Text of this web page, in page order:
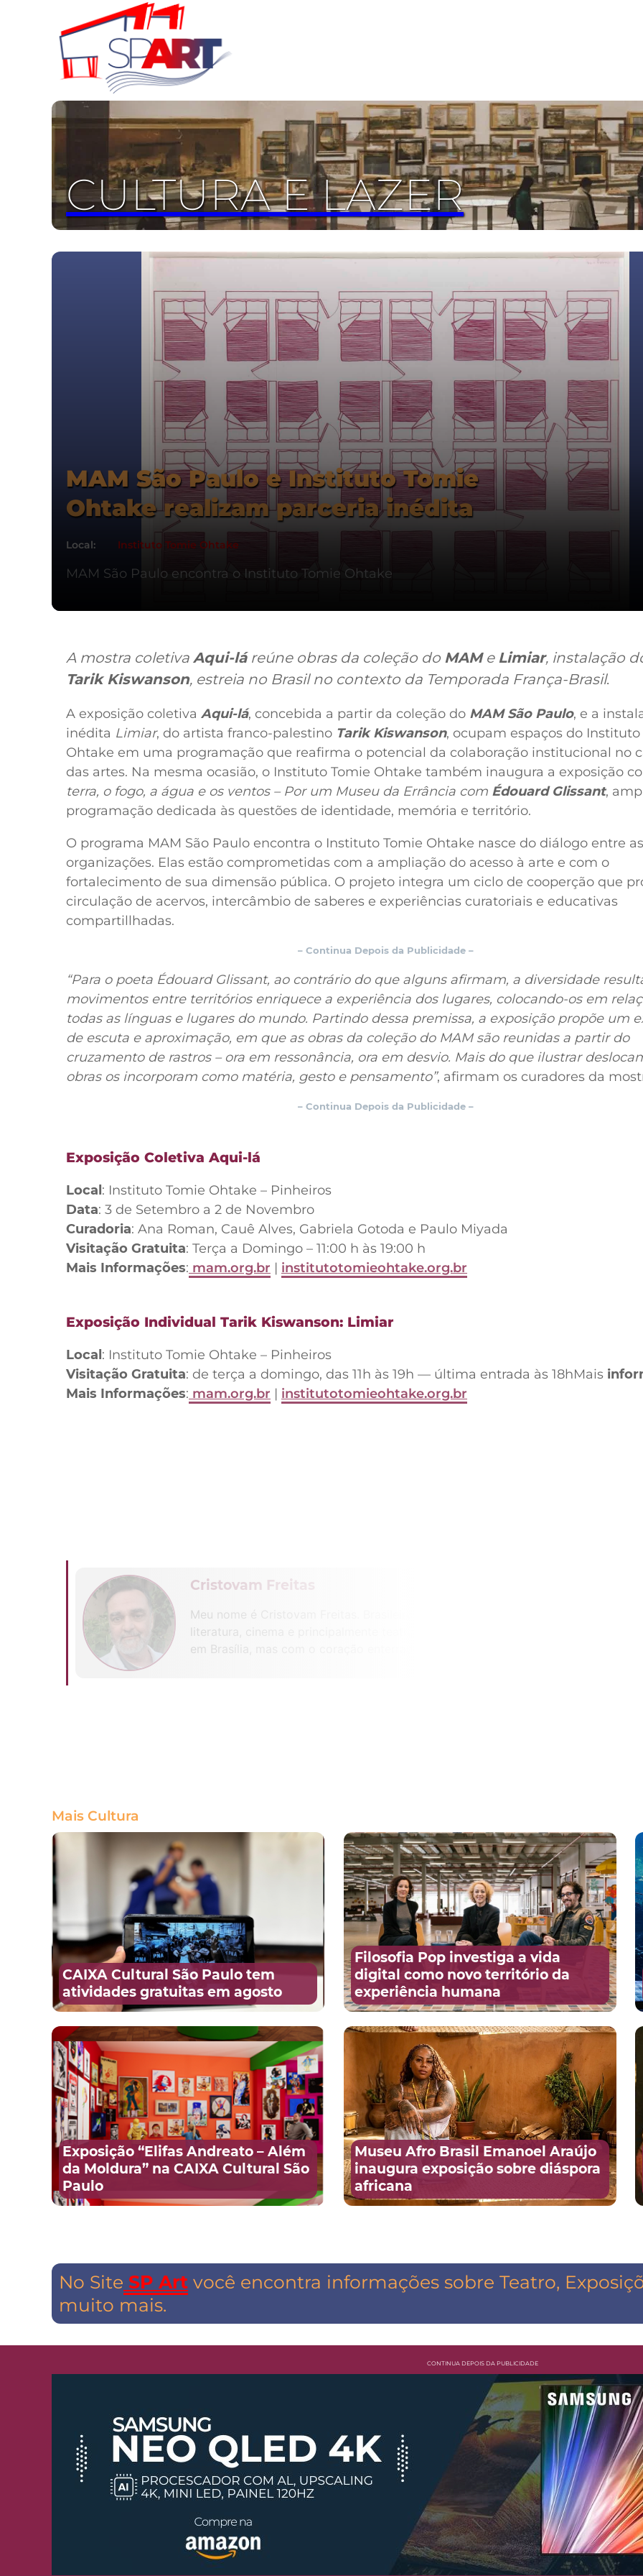
CULTURA E LAZER
MAM São Paulo e Instituto Tomie
Ohtake realizam parceria inédita
Local: Instituto Tomie Ohtake
MAM São Paulo encontra o Instituto Tomie Ohtake
A mostra coletiva Aqui-láreúne obras da coleção do MAMe Limiar, instalação
Tarik Kiswanson, estreia no Brasil no contexto da Temporada França-Brasil.
A exposição coletiva Aqui-lá, concebida a partir da coleção do MAM São Paulo, e a
inédita Limiar, do artista franco-palestino Tarik Kiswanson, ocupam espaços do Instituto
Ohtake em uma programação que reafirma o potencial da colaboração institucional no
das artes. Na mesma ocasião, o Instituto Tomie Ohtake também inaugura a exposição
terra, o fogo, a água e os ventos – Por um Museu da Errância com Édouard Glissant,
programação dedicada às questões de identidade, memória e território.
O programa MAM São Paulo encontra o Instituto Tomie Ohtake nasce do diálogo entre
organizações. Elas estão comprometidas com a ampliação do acesso à arte e com o
fortalecimento de sua dimensão pública. O projeto integra um ciclo de cooperção que
circulação de acervos, intercâmbio de saberes e experiências curatoriais e educativas
compartillhadas.
– Continua Depois da Publicidade –
“Para o poeta Édouard Glissant, ao contrário do que alguns afirmam, a diversidade
movimentos entre territórios enriquece a experiência dos lugares, colocando-os em
todas as línguas e lugares do mundo. Partindo dessa premissa, a exposição propõe um
de escuta e aproximação, em que as obras da coleção do MAM são reunidas a partir do
cruzamento de rastros – ora em ressonância, ora em desvio. Mais do que ilustrar
obras os incorporam como matéria, gesto e pensamento”, afirmam os curadores da
– Continua Depois da Publicidade –
Exposição Coletiva Aqui-lá
Local : Instituto Tomie Ohtake – Pinheiros
Data: 3 de Setembro a 2 de Novembro
Curadoria: Ana Roman, Cauê Alves, Gabriela Gotoda e Paulo Miyada
Visitação Gratuita: Terça a Domingo – 11:00 h às 19:00 h
Mais Informações: mam.org.br | institutotomieohtake.org.br
Exposição Individual Tarik Kiswanson: Limiar
Local : Instituto Tomie Ohtake – Pinheiros
Visitação Gratuita: de terça a domingo, das 11h às 19h — última entrada às 18hMais
Mais Informações: mam.org.br | institutotomieohtake.org.br
Cristovam Freitas
Meu nome é Cristovam Freitas. Brasileiro, sexagenário, aficcionado por
literatura, cinema e principalmente teatro. Tutor de caninos e felinos. Morando
em Brasília, mas com o coração enterrado no Rio de Janeiro.
Mais Cultura
CAIXA Cultural São Paulo tem
atividades gratuitas em agosto
Filosofia Pop investiga a vida
digital como novo território da
experiência humana
Exposição “Elifas Andreato – Além
da Moldura” na CAIXA Cultural São
Paulo
Museu Afro Brasil Emanoel Araújo
inaugura exposição sobre diáspora
africana
No Site SP Art você encontra informações sobre Teatro,
muito mais.
CONTINUA DEPOIS DA PUBLICIDADE